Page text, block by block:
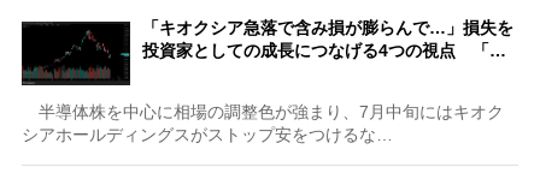
「キオクシア急落で含み損が膨らんで…」損失を
投資家としての成長につなげる4つの視点 「…
半導体株を中心に相場の調整色が強まり、7月中旬にはキオク
シアホールディングスがストップ安をつけるな…